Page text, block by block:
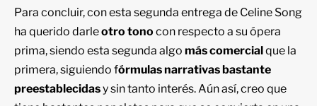
Para concluir, con esta segunda entrega de Celine Song
ha querido darleotro tono con respecto a su ópera
prima, siendo esta segunda algo más comercial que la
primera, siguiendo fórmulas narrativas bastante
preestablecidasy sin tanto interés. Aún así, creo que